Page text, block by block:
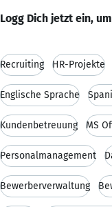
Logg Dich jetzt ein,
Recruiting HR-Projekte
Englische Sprache
Kundenbetreuung MS
Personalmanagement
Bewerberverwaltung